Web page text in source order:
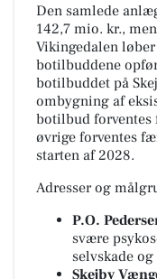
Den samlede
142,7 mio. kr.,
Vikingedalen
botilbuddene
botilbuddet på
ombygning af
botilbud
øvrige forventes
starten af 2028.
Adresser og
P.O.
svære
selvskade
Skejby